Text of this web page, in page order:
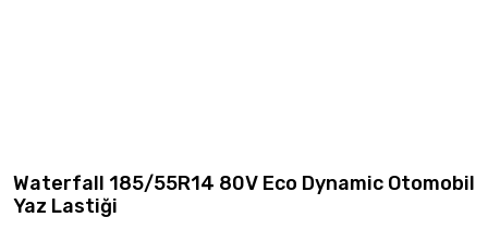
Waterfall 185/55R14 80V Eco Dynamic Otomobil
Yaz Lastiği